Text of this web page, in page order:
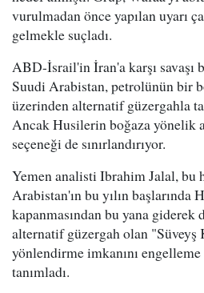
vurulmadan önce yapılan uyarı
gelmekle suçladı.
ABD-İsrail'in İran'a karşı savaşı
Suudi Arabistan, petrolünün bir
üzerinden alternatif güzergahla
Ancak Husilerin boğaza yönelik
seçeneği de sınırlandırıyor.
Yemen analisti Ibrahim Jalal, bu
Arabistan'ın bu yılın başlarında
kapanmasından bu yana giderek
alternatif güzergah olan "Süveyş
yönlendirme imkanını
tanımladı.